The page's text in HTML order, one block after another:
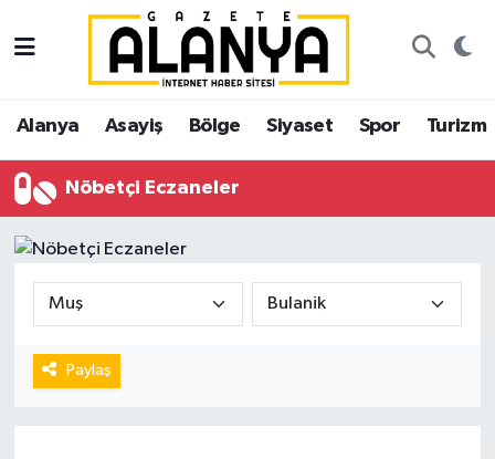
Alanya Asayiş Bölge Siyaset Spor Turizm
Nöbetçi Eczaneler
Paylaş
Alanya
Asayiş
Bölge
Siyaset
Spor
Turizm
İstanbul Nöbetçi Eczaneler
İstanbul Hava Durumu
İstanbul Trafik Yoğunluk Haritası
Süper Lig Puan Durumu ve Fikstür
Tüm Manşetler
Son Dakika Haberleri